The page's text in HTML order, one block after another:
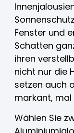
Fenster und
Schatten
ihren
nicht nur die
setzen auch
markant, mal
Wählen Sie